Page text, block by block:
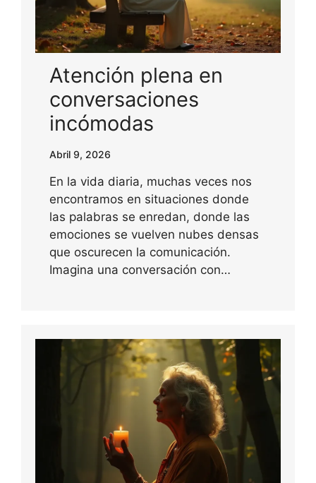
Atención plena en
conversaciones
incómodas
Abril 9, 2026
En la vida diaria, muchas veces nos
encontramos en situaciones donde
las palabras se enredan, donde las
emociones se vuelven nubes densas
que oscurecen la comunicación.
Imagina una conversación con…